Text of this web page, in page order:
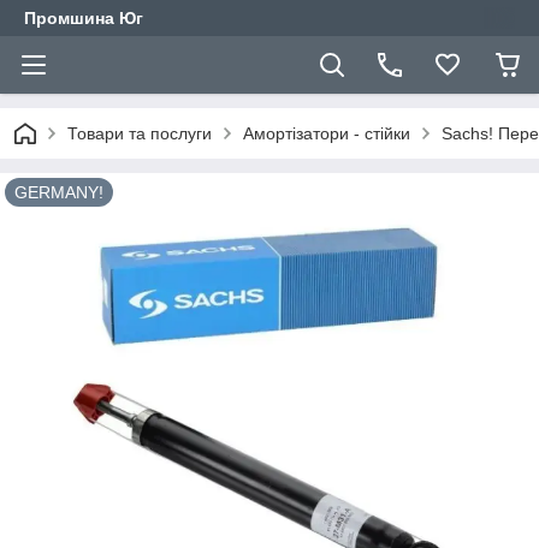
Промшина Юг
Товари та послуги Амортізатори - стійки Sachs!
GERMANY!